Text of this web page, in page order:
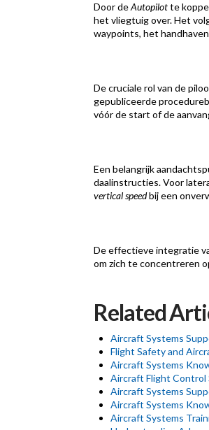
Door deAutopilotte
het vliegtuig over. Het
waypoints, het
De cruciale rol van de
gepubliceerde
vóór de start of de
Een belangrijk
daalinstructies. Voor
vertical speedbij een
De effectieve integratie
om zich te concentreren
Related
Aircraft Systems
Flight Safety and
Aircraft Systems
Aircraft Flight Control
Aircraft Systems
Aircraft Systems
Aircraft Systems